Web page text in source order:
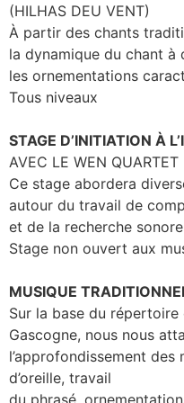
(HILHAS DEU VENT)
À partir des chants
la dynamique du chant à
les ornementations
Tous niveaux
STAGE D’INITIATION À
AVEC LE WEN QUARTET
Ce stage abordera
autour du travail de
et de la recherche
Stage non ouvert aux
MUSIQUE
Sur la base du
Gascogne, nous nous
l’approfondissement
d’oreille, travail
du phrasé,